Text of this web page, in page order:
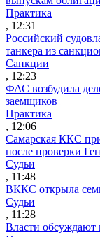
Практика
, 12:31
Российский
танкера из
Санкции
, 12:23
ФАС возбудила
заемщиков
Практика
, 12:06
Самарская ККС
после проверки
Судьи
, 11:48
ВККС открыла
Судьи
, 11:28
Власти обсуждают